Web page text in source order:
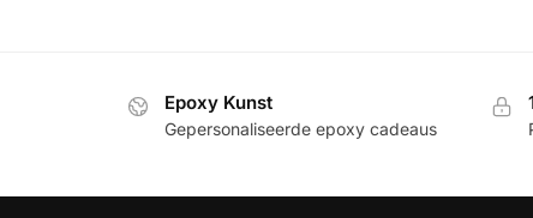
Epoxy Kunst
Gepersonaliseerde epoxy cadeaus